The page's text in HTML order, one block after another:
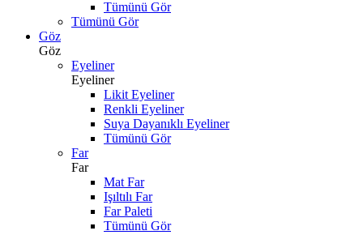
Tümünü Gör
Tümünü Gör
Göz
Göz
Eyeliner
Eyeliner
Likit Eyeliner
Renkli Eyeliner
Suya Dayanıklı Eyeliner
Tümünü Gör
Far
Far
Mat Far
Işıltılı Far
Far Paleti
Tümünü Gör